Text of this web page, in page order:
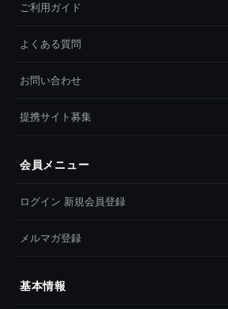
ご利用ガイド
よくある質問
お問い合わせ
提携サイト募集
会員メニュー
ログイン 新規会員登録
メルマガ登録
基本情報